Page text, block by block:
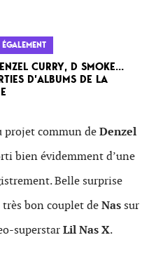
CURRY, D SMOKE…
D’ALBUMS DE LA
commun deDenzel
bien évidemment d’une
Belle surprise
bon couplet deNas sur
superstarLil Nas X.